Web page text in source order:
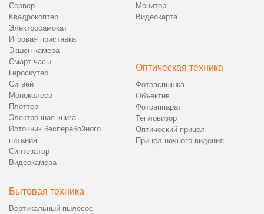
Сервер
Квадрокоптер
Электросамокат
Игровая приставка
Экшен-камера
Смарт-часы
Гироскутер
Сигвей
Моноколесо
Плоттер
Электронная книга
Источник бесперебойного
питания
Синтезатор
Видеокамера
Монитор
Видеокарта
Оптическая техника
Фотовспышка
Объектив
Фотоаппарат
Тепловизор
Оптический прицел
Прицел ночного видения
Бытовая техника
Вертикальный пылесос